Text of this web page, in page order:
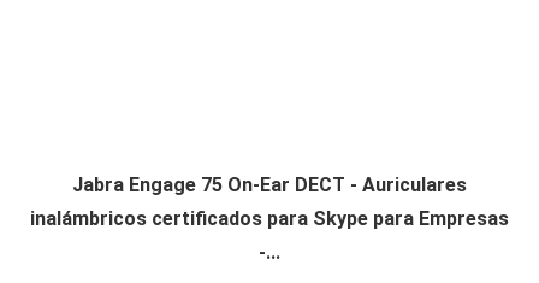
Jabra Engage 75 On-Ear DECT - Auriculares
inalámbricos certificados para Skype para Empresas
-...